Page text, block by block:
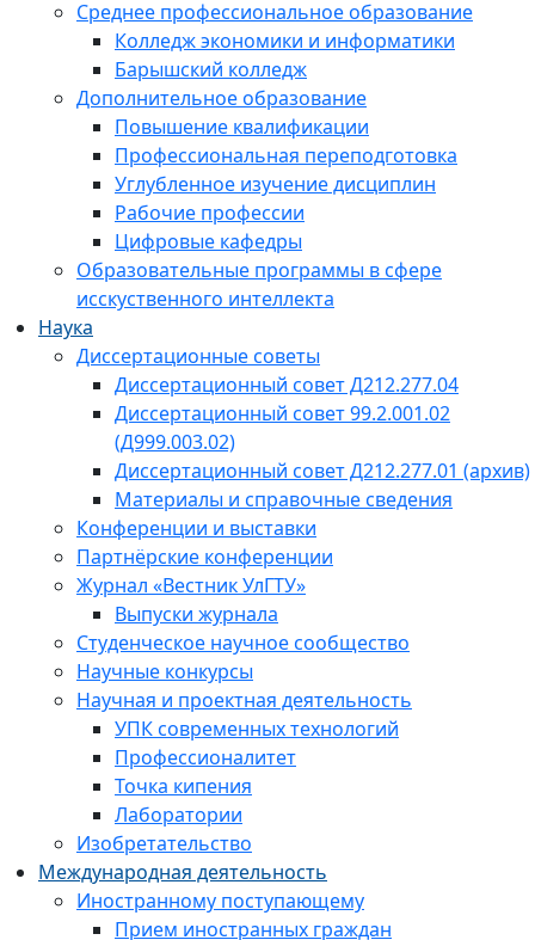
Среднее профессиональное образование
Колледж экономики и информатики
Барышский колледж
Дополнительное образование
Повышение квалификации
Профессиональная переподготовка
Углубленное изучение дисциплин
Рабочие профессии
Цифровые кафедры
Образовательные программы в сфере
исскуственного интеллекта
Наука
Диссертационные советы
Диссертационный совет Д212.277.04
Диссертационный совет 99.2.001.02
(Д999.003.02)
Диссертационный совет Д212.277.01 (архив)
Материалы и справочные сведения
Конференции и выставки
Партнёрские конференции
Журнал «Вестник УлГТУ»
Выпуски журнала
Студенческое научное сообщество
Научные конкурсы
Научная и проектная деятельность
УПК современных технологий
Профессионалитет
Точка кипения
Лаборатории
Изобретательство
Международная деятельность
Иностранному поступающему
Прием иностранных граждан